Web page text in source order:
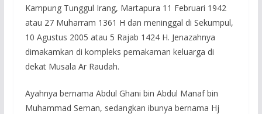
Kampung Tunggul Irang, Martapura 11 Februari 1942
atau 27 Muharram 1361 H dan meninggal di Sekumpul,
10 Agustus 2005 atau 5 Rajab 1424 H. Jenazahnya
dimakamkan di kompleks pemakaman keluarga di
dekat Musala Ar Raudah.
Ayahnya bernama Abdul Ghani bin Abdul Manaf bin
Muhammad Seman, sedangkan ibunya bernama Hj